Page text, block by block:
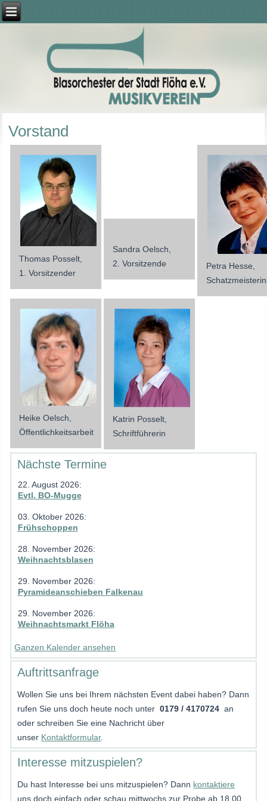
Vorstand
Thomas Posselt,
1. Vorsitzender
Sandra Oelsch,
2. Vorsitzende
Petra Hesse,
Schatzmeisterin
Heike Oelsch,
Öffentlichkeitsarbeit
Katrin Posselt,
Schriftführerin
Nächste Termine
22. August 2026:
Evtl. BO-Mugge
03. Oktober 2026:
Frühschoppen
28. November 2026:
Weihnachtsblasen
29. November 2026:
Pyramideanschieben Falkenau
29. November 2026:
Weihnachtsmarkt Flöha
Ganzen Kalender ansehen
Auftrittsanfrage
Wollen Sie uns bei Ihrem nächsten Event dabei haben? Dann
rufen Sie uns doch heute noch unter0179 / 4170724 an
oder schreiben Sie eine Nachricht über
unser Kontaktformular.
Interesse mitzuspielen?
Du hast Interesse bei uns mitzuspielen? Dann kontaktiere
uns doch einfach oder schau mittwochs zur Probe ab 18.00